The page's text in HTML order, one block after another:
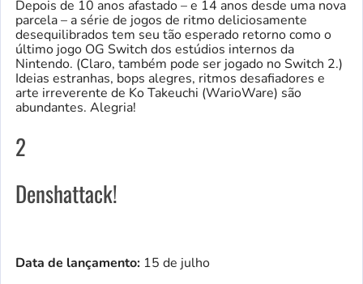
Depois de 10 anos afastado – e 14 anos desde uma nova
parcela – a série de jogos de ritmo deliciosamente
desequilibrados tem seu tão esperado retorno como o
último jogo OG Switch dos estúdios internos da
Nintendo. (Claro, também pode ser jogado no Switch 2.)
Ideias estranhas, bops alegres, ritmos desafiadores e
arte irreverente de Ko Takeuchi (WarioWare) são
abundantes. Alegria!
2
Denshattack!
Data de lançamento: 15 de julho